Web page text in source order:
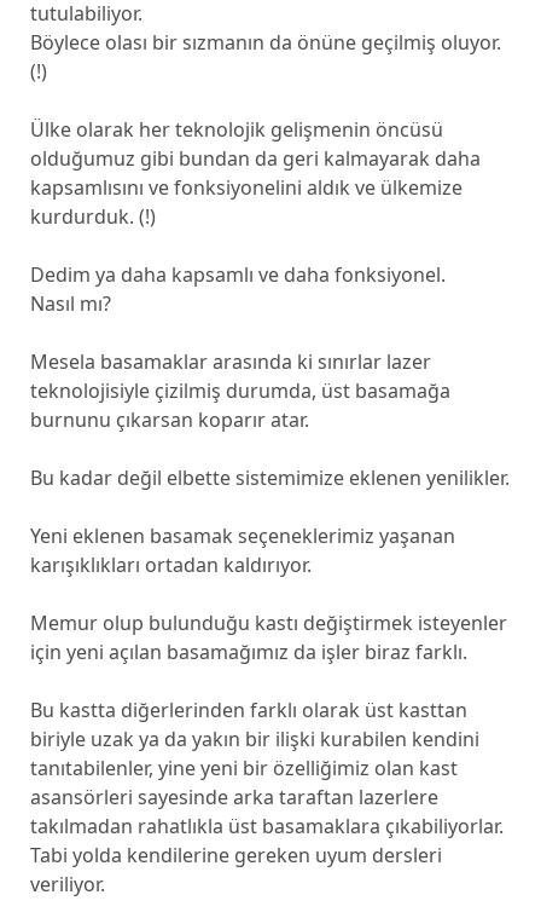
tutulabiliyor.
Böylece olası bir sızmanın da önüne geçilmiş oluyor.
(!)
Ülke olarak her teknolojik gelişmenin öncüsü
olduğumuz gibi bundan da geri kalmayarak daha
kapsamlısını ve fonksiyonelini aldık ve ülkemize
kurdurduk. (!)
Dedim ya daha kapsamlı ve daha fonksiyonel.
Nasıl mı?
Mesela basamaklar arasında ki sınırlar lazer
teknolojisiyle çizilmiş durumda, üst basamağa
burnunu çıkarsan koparır atar.
Bu kadar değil elbette sistemimize eklenen yenilikler.
Yeni eklenen basamak seçeneklerimiz yaşanan
karışıklıkları ortadan kaldırıyor.
Memur olup bulunduğu kastı değiştirmek isteyenler
için yeni açılan basamağımız da işler biraz farklı.
Bu kastta diğerlerinden farklı olarak üst kasttan
biriyle uzak ya da yakın bir ilişki kurabilen kendini
tanıtabilenler, yine yeni bir özelliğimiz olan kast
asansörleri sayesinde arka taraftan lazerlere
takılmadan rahatlıkla üst basamaklara çıkabiliyorlar.
Tabi yolda kendilerine gereken uyum dersleri
veriliyor.